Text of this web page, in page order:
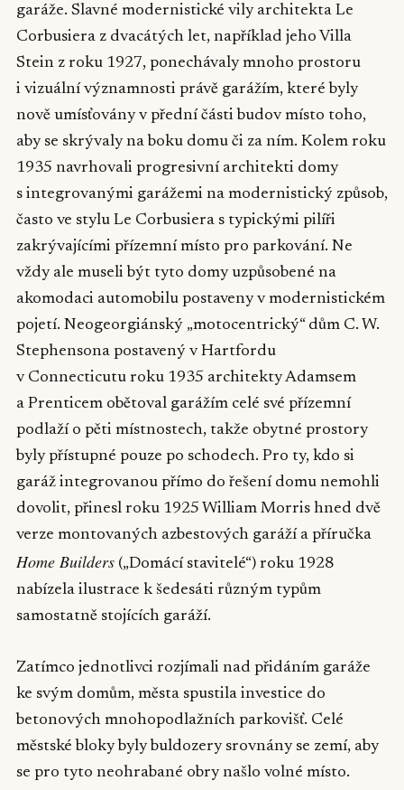
garáže. Slavné modernistické vily architekta Le
Corbusiera z dvacátých let, například jeho Villa
Stein z roku 1927, ponechávaly mnoho prostoru
i vizuální významnosti právě garážím, které byly
nově umísťovány v přední části budov místo toho,
aby se skrývaly na boku domu či za ním. Kolem roku
1935 navrhovali progresivní architekti domy
s integrovanými garážemi na modernistický způsob,
často ve stylu Le Corbusiera s typickými pilíři
zakrývajícími přízemní místo pro parkování. Ne
vždy ale museli být tyto domy uzpůsobené na
akomodaci automobilu postaveny v modernistickém
pojetí. Neogeorgiánský „motocentrický“ dům C. W.
Stephensona postavený v Hartfordu
v Connecticutu roku 1935 architekty Adamsem
a Prenticem obětoval garážím celé své přízemní
podlaží o pěti místnostech, takže obytné prostory
byly přístupné pouze po schodech. Pro ty, kdo si
garáž integrovanou přímo do řešení domu nemohli
dovolit, přinesl roku 1925 William Morris hned dvě
verze montovaných azbestových garáží a příručka
Home Builders („Domácí stavitelé“) roku 1928
nabízela ilustrace k šedesáti různým typům
samostatně stojících garáží.
Zatímco jednotlivci rozjímali nad přidáním garáže
ke svým domům, města spustila investice do
betonových mnohopodlažních parkovišť. Celé
městské bloky byly buldozery srovnány se zemí, aby
se pro tyto neohrabané obry našlo volné místo.